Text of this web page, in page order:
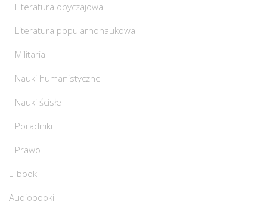
Literatura obyczajowa
Literatura popularnonaukowa
Militaria
Nauki humanistyczne
Nauki ścisłe
Poradniki
Prawo
E-booki
Audiobooki